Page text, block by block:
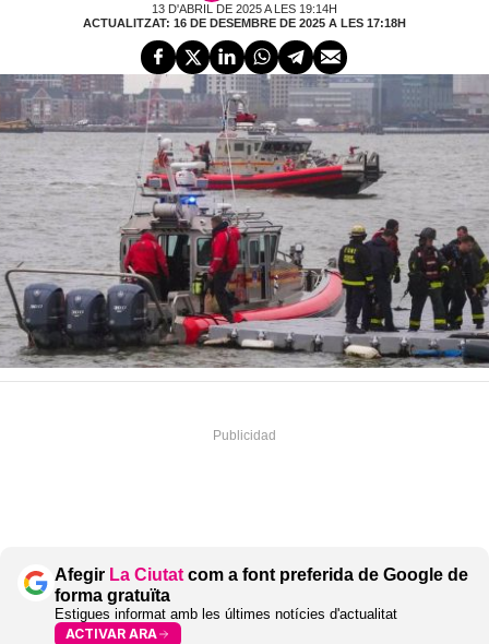
13 D'ABRIL DE 2025 A LES 19:14H
ACTUALITZAT: 16 DE DESEMBRE DE 2025 A LES 17:18H
Afegir La Ciutat com a font preferida de Google de
forma gratuïta
Estigues informat amb les últimes notícies d'actualitat
ACTIVAR ARA